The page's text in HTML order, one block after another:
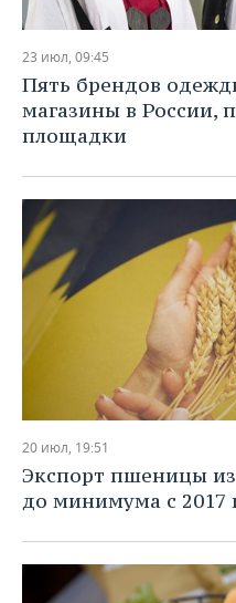
23 июл, 09:45
Пять брендов
магазины в России,
площадки
20 июл, 19:51
Экспорт пшеницы
до минимума с 2017